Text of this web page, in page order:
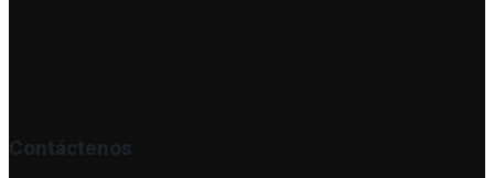
Contáctenos